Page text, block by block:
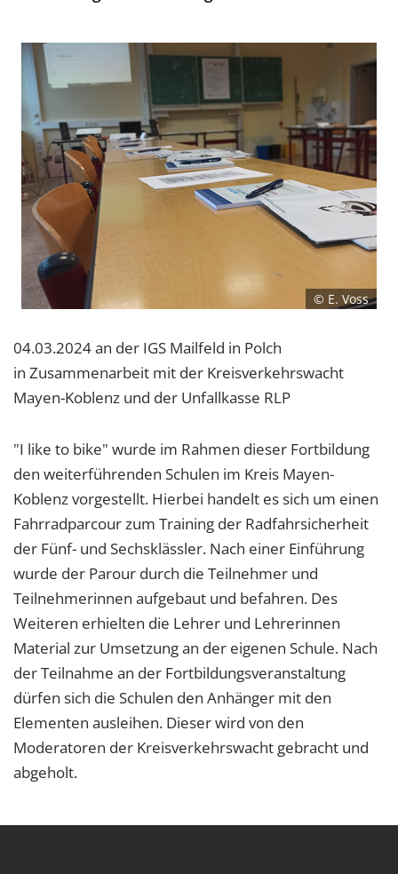
© E. Voss
04.03.2024 an der IGS Mailfeld in Polch
in Zusammenarbeit mit der Kreisverkehrswacht
Mayen-Koblenz und der Unfallkasse RLP
"I like to bike" wurde im Rahmen dieser Fortbildung
den weiterführenden Schulen im Kreis Mayen-
Koblenz vorgestellt. Hierbei handelt es sich um einen
Fahrradparcour zum Training der Radfahrsicherheit
der Fünf- und Sechsklässler. Nach einer Einführung
wurde der Parour durch die Teilnehmer und
Teilnehmerinnen aufgebaut und befahren. Des
Weiteren erhielten die Lehrer und Lehrerinnen
Material zur Umsetzung an der eigenen Schule. Nach
der Teilnahme an der Fortbildungsveranstaltung
dürfen sich die Schulen den Anhänger mit den
Elementen ausleihen. Dieser wird von den
Moderatoren der Kreisverkehrswacht gebracht und
abgeholt.